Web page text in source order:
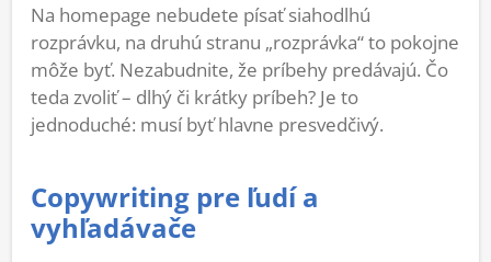
Na homepage nebudete písať siahodlhú
rozprávku, na druhú stranu „rozprávka“ to pokojne
môže byť. Nezabudnite, že príbehy predávajú. Čo
teda zvoliť – dlhý či krátky príbeh? Je to
jednoduché: musí byť hlavne presvedčivý.
Copywriting pre ľudí a
vyhľadávače